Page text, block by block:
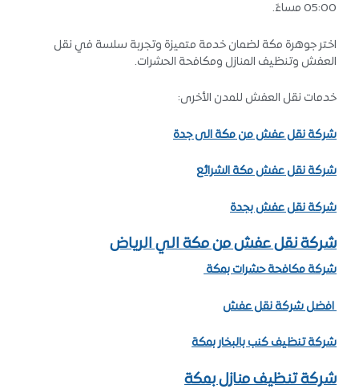
05:00 مساءً.
اختر جوهرة مكة لضمان خدمة متميزة وتجربة سلسة في نقل
العفش وتنظيف المنازل ومكافحة الحشرات.
خدمات نقل العفش للمدن الأخرى:
شركة نقل عفش من مكة الى جدة
شركة نقل عفش مكة الشرائع
شركة نقل عفش بجدة
شركة نقل عفش من مكة الي الرياض
شركة مكافحة حشرات بمكة
افضل شركة نقل عفش
شركة تنظيف كنب بالبخار بمكة
شركة تنظيف منازل بمكة